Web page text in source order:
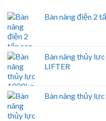
Bàn nâng điện 2
Bàn nâng thủy
LIFTER
Bàn nâng thủy